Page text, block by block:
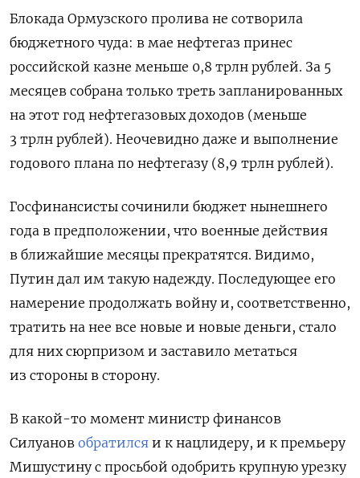
Блокада Ормузского пролива не сотворила
бюджетного чуда: в мае нефтегаз принес
российской казне меньше 0,8 трлн рублей. За 5
месяцев собрана только треть запланированных
на этот год нефтегазовых доходов (меньше
3 трлн рублей). Неочевидно даже и выполнение
годового плана по нефтегазу (8,9 трлн рублей).
Госфинансисты сочинили бюджет нынешнего
года в предположении, что военные действия
в ближайшие месяцы прекратятся. Видимо,
Путин дал им такую надежду. Последующее его
намерение продолжать войну и, соответственно,
тратить на нее все новые и новые деньги, стало
для них сюрпризом и заставило метаться
из стороны в сторону.
В какой-то момент министр финансов
Силуанов обратился и к нацлидеру, и к премьеру
Мишустину с просьбой одобрить крупную урезку